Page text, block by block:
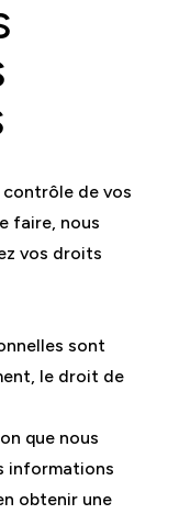
contrôle de vos
faire, nous
vos droits
sont
le droit de
que nous
informations
obtenir une